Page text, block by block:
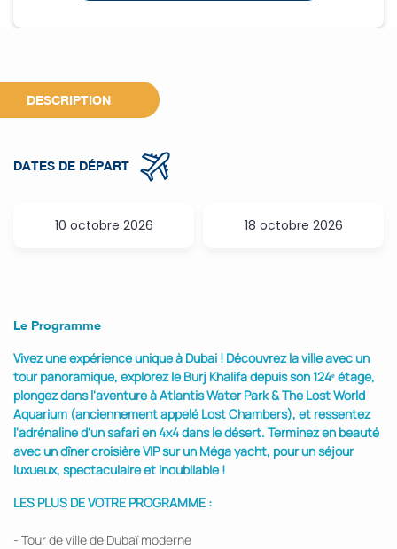
DESCRIPTION
DATES DE DÉPART
10 octobre 2026 18 octobre 2026
Le Programme
Vivez une expérience unique à Dubai ! Découvrez la ville avec un
tour panoramique, explorez le Burj Khalifa depuis son 124ᵉ étage,
plongez dans l'aventure à Atlantis Water Park & The Lost World
Aquarium (anciennement appelé Lost Chambers), et ressentez
l'adrénaline d'un safari en 4x4 dans le désert. Terminez en beauté
avec un dîner croisière VIP sur un Méga yacht, pour un séjour
luxueux, spectaculaire et inoubliable !
LES PLUS DE VOTRE PROGRAMME :
- Tour de ville de Dubaï moderne